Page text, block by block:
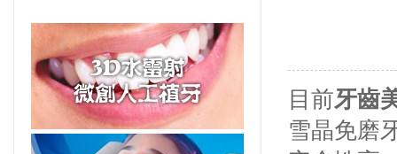
目前牙齒
雪晶免磨